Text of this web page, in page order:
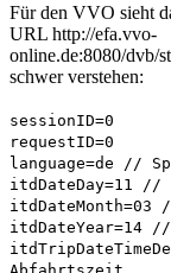
Für den VVO sieht
URL http://efa.vvo-
online.de:8080/dvb/
schwer verstehen:
sessionID=0
requestID=0
language=de //
itdDateDay=11 //
itdDateMonth=03
itdDateYear=14